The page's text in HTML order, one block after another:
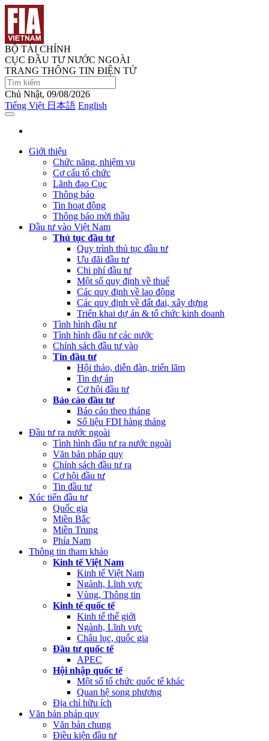
BỘ TÀI CHÍNH
CỤC ĐẦU TƯ NƯỚC NGOÀI
TRANG THÔNG TIN ĐIỆN TỬ
Chủ Nhật, 09/08/2026
Tiếng Việt 日本語 English
Giới thiệu
Chức năng, nhiệm vụ
Cơ cấu tổ chức
Lãnh đạo Cục
Thông báo
Tin hoạt động
Thông báo mời thầu
Đầu tư vào Việt Nam
Thủ tục đầu tư
Quy trình thủ tục đầu tư
Ưu đãi đầu tư
Chi phí đầu tư
Một số quy định về thuế
Các quy định về lao động
Các quy định về đất đai, xây dựng
Triển khai dự án & tổ chức kinh doanh
Tình hình đầu tư
Tình hình đầu tư các nước
Chính sách đầu tư vào
Tin đầu tư
Hội thảo, diễn đàn, triển lãm
Tin dự án
Cơ hội đầu tư
Báo cáo đầu tư
Báo cáo theo tháng
Số liệu FDI hàng tháng
Đầu tư ra nước ngoài
Tình hình đầu tư ra nước ngoài
Văn bản pháp quy
Chính sách đầu tư ra
Cơ hội đầu tư
Tin đầu tư
Xúc tiến đầu tư
Quốc gia
Miền Bắc
Miền Trung
Phía Nam
Thông tin tham khảo
Kinh tế Việt Nam
Kinh tế Việt Nam
Ngành, Lĩnh vực
Vùng, Thông tin
Kinh tế quốc tế
Kinh tế thế giới
Ngành, Lĩnh vực
Châu lục, quốc gia
Đầu tư quốc tế
APEC
Hội nhập quốc tế
Một số tổ chức quốc tế khác
Quan hệ song phương
Địa chỉ hữu ích
Văn bản pháp quy
Văn bản chung
Điều kiện đầu tư